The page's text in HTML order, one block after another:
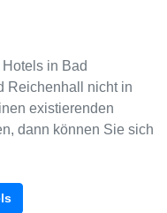
in Bad
Reichenhall nicht in
existierenden
dann können Sie sich